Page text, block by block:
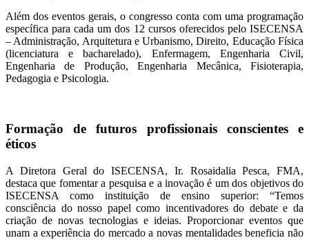
Além dos eventos gerais, o congresso conta com uma programação
específica para cada um dos 12 cursos oferecidos pelo ISECENSA
– Administração, Arquitetura e Urbanismo, Direito, Educação Física
(licenciatura e bacharelado), Enfermagem, Engenharia Civil,
Engenharia de Produção, Engenharia Mecânica, Fisioterapia,
Pedagogia e Psicologia.
Formação de futuros profissionais conscientes e
éticos
A Diretora Geral do ISECENSA, Ir. Rosaidalia Pesca, FMA,
destaca que fomentar a pesquisa e a inovação é um dos objetivos do
ISECENSA como instituição de ensino superior: “Temos
consciência do nosso papel como incentivadores do debate e da
criação de novas tecnologias e ideias. Proporcionar eventos que
unam a experiência do mercado a novas mentalidades beneficia não